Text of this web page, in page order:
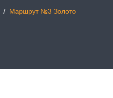
/ Маршрут №3 Золото